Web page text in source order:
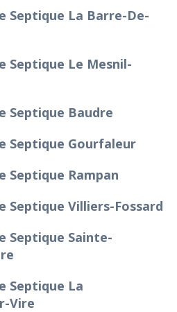
Septique La Barre-De-
Septique Le Mesnil-
Septique Baudre
Septique Gourfaleur
Septique Rampan
Septique Villiers-Fossard
Septique Sainte-
Septique La
Vire